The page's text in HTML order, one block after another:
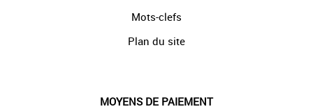
Mots-clefs
Plan du site
MOYENS DE PAIEMENT